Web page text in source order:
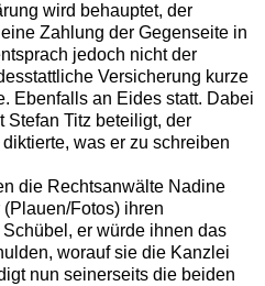
wird behauptet, der
Zahlung der Gegenseite in
jedoch nicht der
Versicherung kurze
Ebenfalls an Eides statt. Dabei
Stefan Titz beteiligt, der
was er zu schreiben
die Rechtsanwälte Nadine
Fotos) ihren
er würde ihnen das
worauf sie die Kanzlei
nun seinerseits die beiden